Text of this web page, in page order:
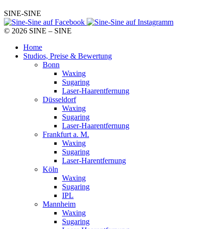
SINE-SINE
© 2026 SINE – SINE
Home
Studios, Preise & Bewertung
Bonn
Waxing
Sugaring
Laser-Haarentfernung
Düsseldorf
Waxing
Sugaring
Laser-Haarentfernung
Frankfurt a. M.
Waxing
Sugaring
Laser-Harentfernung
Köln
Waxing
Sugaring
IPL
Mannheim
Waxing
Sugaring